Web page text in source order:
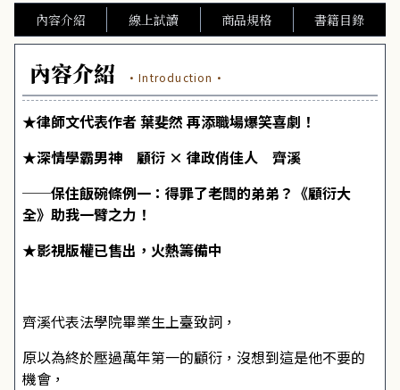
內容介紹 線上試讀 商品規格 書籍目錄
內容介紹 ·Introduction·
★律師文代表作者 葉斐然 再添職場爆笑喜劇！
★深情學霸男神 顧衍 × 律政俏佳人 齊溪
──保住飯碗條例一：得罪了老闆的弟弟？《顧衍大
全》助我一臂之力！
★影視版權已售出，火熱籌備中
齊溪代表法學院畢業生上臺致詞，
原以為終於壓過萬年第一的顧衍，沒想到這是他不要的
機會，